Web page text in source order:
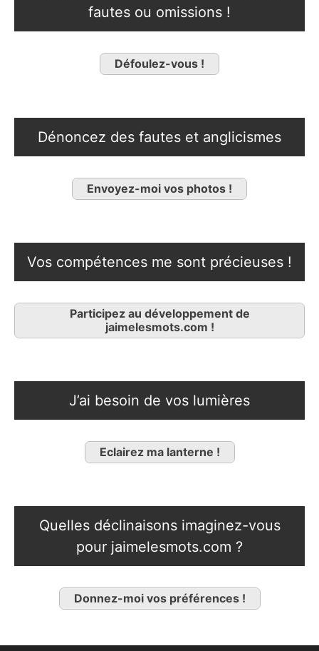
fautes ou omissions !
Défoulez-vous !
Dénoncez des fautes et anglicismes
Envoyez-moi vos photos !
Vos compétences me sont précieuses !
Participez au développement de
jaimelesmots.com !
J’ai besoin de vos lumières
Eclairez ma lanterne !
Quelles déclinaisons imaginez-vous
pour jaimelesmots.com ?
Donnez-moi vos préférences !